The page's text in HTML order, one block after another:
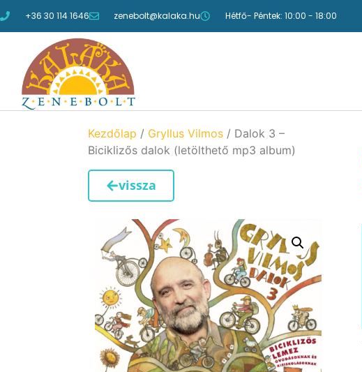
+36 30 114 1646 zenebolt@kalaka.hu Hétfő- Péntek: 10:00 - 18:00
Kezdőlap / Gryllus Vilmos / Dalok 3 –
Biciklizős dalok (letölthető mp3 album)
vissza